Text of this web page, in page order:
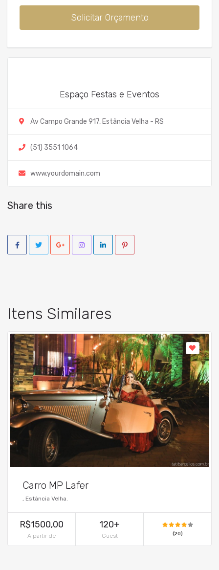
Solicitar Orçamento
Espaço Festas e Eventos
Av Campo Grande 917, Estância Velha - RS
(51) 3551 1064
www.yourdomain.com
Share this
Itens Similares
Carro MP Lafer
, Estância Velha.
R$1500,00
A partir de
120+
Guest (20)